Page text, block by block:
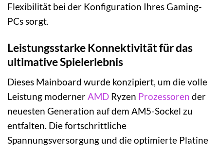
Flexibilität bei der Konfiguration Ihres Gaming-
PCs sorgt.
Leistungsstarke Konnektivität für das
ultimative Spielerlebnis
Dieses Mainboard wurde konzipiert, um die volle
Leistung moderner AMD Ryzen Prozessoren der
neuesten Generation auf dem AM5-Sockel zu
entfalten. Die fortschrittliche
Spannungsversorgung und die optimierte Platine